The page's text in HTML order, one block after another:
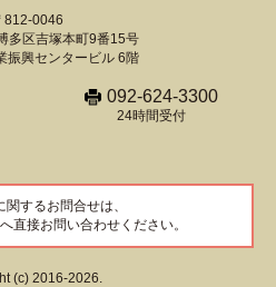
812-0046
多区吉塚本町9番15号
振興センタービル 6階
092-624-3300
24時間受付
するお問合せは、
直接お問い合わせください。
(c) 2016-2026.